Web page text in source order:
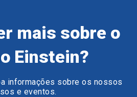
mais sobre o
Einstein?
informações sobre os nossos
e eventos.